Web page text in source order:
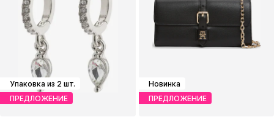
Упаковка из 2 шт.
ПРЕДЛОЖЕНИЕ
Новинка
ПРЕДЛОЖЕНИЕ